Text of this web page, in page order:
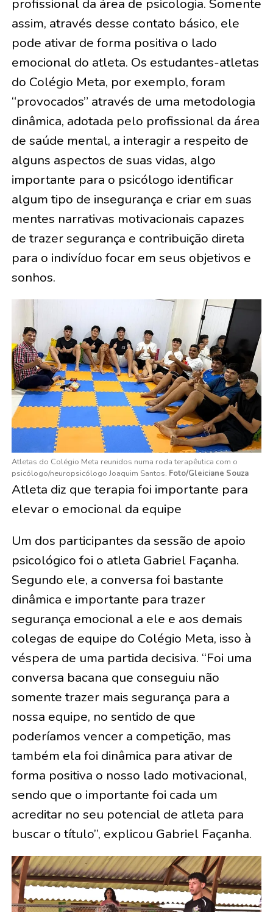
profissional da área de psicologia. Somente
assim, através desse contato básico, ele
pode ativar de forma positiva o lado
emocional do atleta. Os estudantes-atletas
do Colégio Meta, por exemplo, foram
“provocados” através de uma metodologia
dinâmica, adotada pelo profissional da área
de saúde mental, a interagir a respeito de
alguns aspectos de suas vidas, algo
importante para o psicólogo identificar
algum tipo de insegurança e criar em suas
mentes narrativas motivacionais capazes
de trazer segurança e contribuição direta
para o indivíduo focar em seus objetivos e
sonhos.
Atletas do Colégio Meta reunidos numa roda terapêutica com o
psicólogo/neuropsicólogo Joaquim Santos. Foto/Gleiciane Souza
Atleta diz que terapia foi importante para
elevar o emocional da equipe
Um dos participantes da sessão de apoio
psicológico foi o atleta Gabriel Façanha.
Segundo ele, a conversa foi bastante
dinâmica e importante para trazer
segurança emocional a ele e aos demais
colegas de equipe do Colégio Meta, isso à
véspera de uma partida decisiva. “Foi uma
conversa bacana que conseguiu não
somente trazer mais segurança para a
nossa equipe, no sentido de que
poderíamos vencer a competição, mas
também ela foi dinâmica para ativar de
forma positiva o nosso lado motivacional,
sendo que o importante foi cada um
acreditar no seu potencial de atleta para
buscar o título”, explicou Gabriel Façanha.